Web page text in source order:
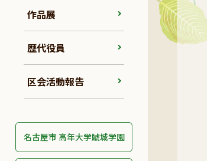
作品展
歴代役員
区会活動報告
名古屋市 高年大学鯱城学園